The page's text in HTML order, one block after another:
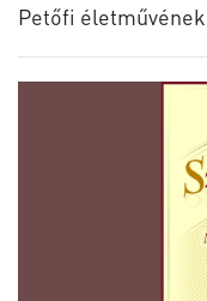
Petőfi